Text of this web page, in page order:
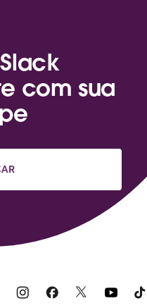
com sua